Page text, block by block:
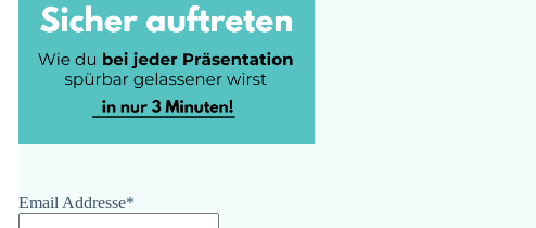
Email Addresse*